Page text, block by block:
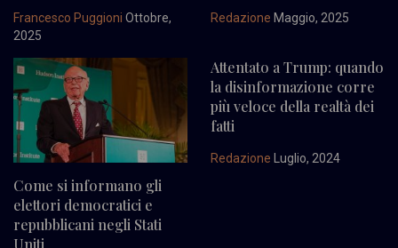
Francesco Puggioni Ottobre,
2025
Redazione Maggio, 2025
Come si informano gli
elettori democratici e
repubblicani negli Stati
Uniti
Attentato a Trump: quando
la disinformazione corre
più veloce della realtà dei
fatti
Redazione Luglio, 2024